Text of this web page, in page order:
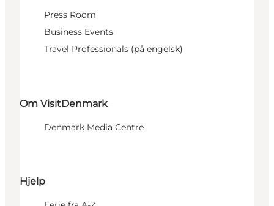
Press Room
Business Events
Travel Professionals (på engelsk)
Om VisitDenmark
Denmark Media Centre
Hjelp